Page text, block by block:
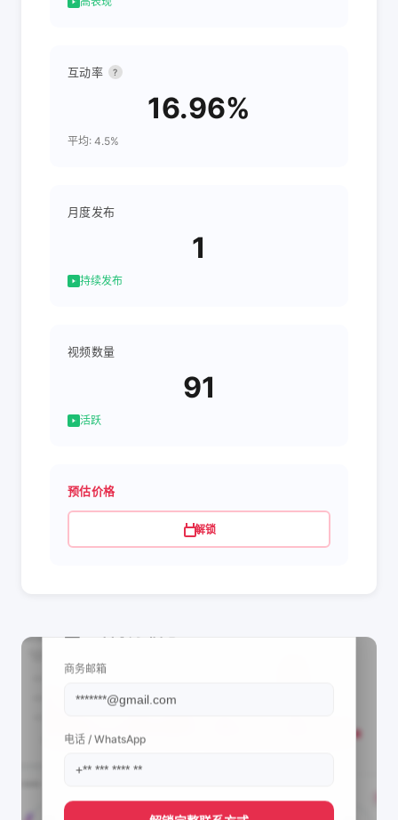
互动率 ?
16.96%
平均: 4.5%
月度发布
1
持续发布
视频数量
91
活跃
预估价格
解锁
商务邮箱
电话 / WhatsApp